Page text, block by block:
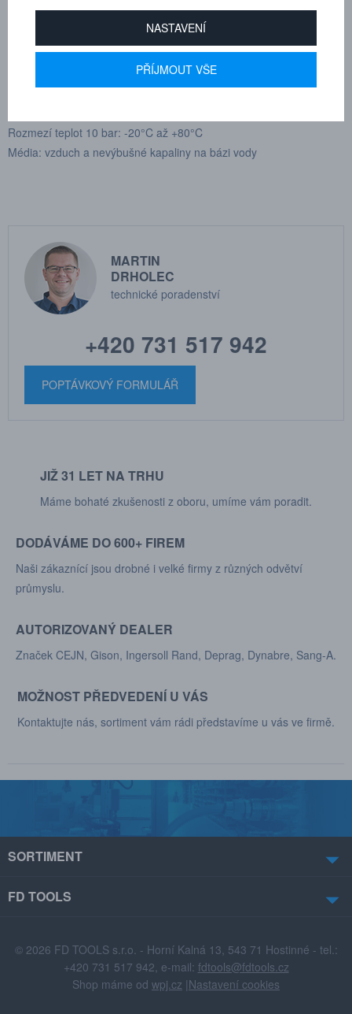
Hmotnost: 174 g
Hlučnost vzduchu: 79 - 101 dBA
Max. pracovní tlak: 16 bar
Rozmezí teplot 10 bar: -20°C až +80°C
Média: vzduch a nevýbušné kapaliny na bázi vody
MARTIN
DRHOLEC
technické poradenství
+420 731 517 942
POPTÁVKOVÝ FORMULÁŘ
JIŽ 31 LET NA TRHU
Máme bohaté zkušenosti z oboru, umíme vám poradit.
DODÁVÁME DO 600+ FIREM
Naši zákaznící jsou drobné i velké firmy z různých odvětví
průmyslu.
AUTORIZOVANÝ DEALER
Značek CEJN, Gison, Ingersoll Rand, Deprag, Dynabre, Sang-A.
MOŽNOST PŘEDVEDENÍ U VÁS
Kontaktujte nás, sortiment vám rádi představíme u vás ve firmě.
SORTIMENT
FD TOOLS
© 2026 FD TOOLS s.r.o. - Horní Kalná 13, 543 71 Hostinné - tel.:
+420 731 517 942, e-mail: fdtools@fdtools.cz
Shop máme od wpj.cz |Nastavení cookies
NASTAVENÍ
PŘÍJMOUT VŠE